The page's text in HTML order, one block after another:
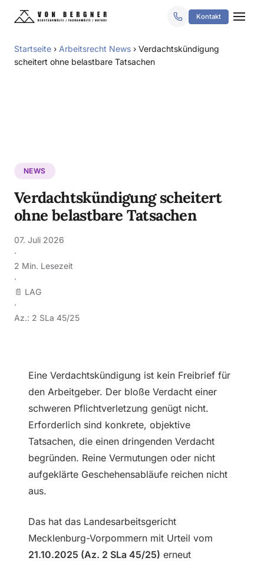
Kontakt
Startseite › Arbeitsrecht News › Verdachtskündigung
scheitert ohne belastbare Tatsachen
NEWS
Verdachtskündigung scheitert
ohne belastbare Tatsachen
07. Juli 2026
·
2 Min. Lesezeit
·
📄 LAG
·
Az.: 2 SLa 45/25
Eine Verdachtskündigung ist kein Freibrief für
den Arbeitgeber. Der bloße Verdacht einer
schweren Pflichtverletzung genügt nicht.
Erforderlich sind konkrete, objektive
Tatsachen, die einen dringenden Verdacht
begründen. Reine Vermutungen oder nicht
aufgeklärte Geschehensabläufe reichen nicht
aus.
Das hat das Landesarbeitsgericht
Mecklenburg-Vorpommern mit Urteil vom
21.10.2025 (Az. 2 SLa 45/25) erneut